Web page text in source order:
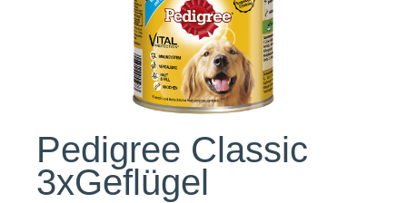
Pedigree Classic
3xGeflügel